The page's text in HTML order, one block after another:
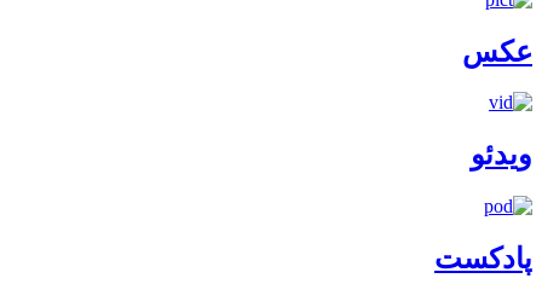
عکس
ویدئو
پادکست